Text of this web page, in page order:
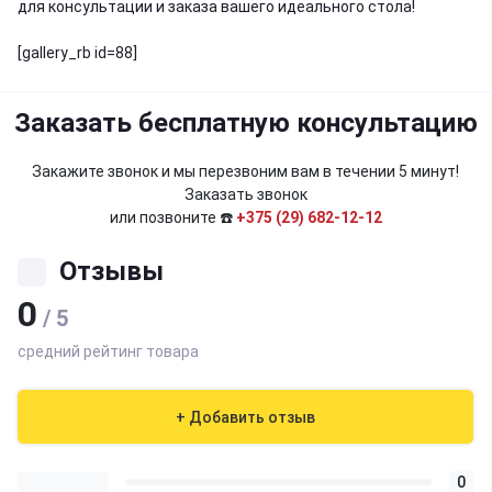
для консультации и заказа вашего идеального стола!
[gallery_rb id=88]
Заказать бесплатную консультацию
Закажите звонок и мы перезвоним вам в течении 5 минут!
Заказать звонок
или позвоните ☎️ +375 (29) 682-12-12
Отзывы
0 / 5
средний рейтинг товара
+ Добавить отзыв
0